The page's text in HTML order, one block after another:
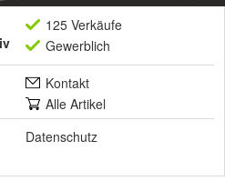
125 Verkäufe
Gewerblich
Kontakt
Alle Artikel
Datenschutz